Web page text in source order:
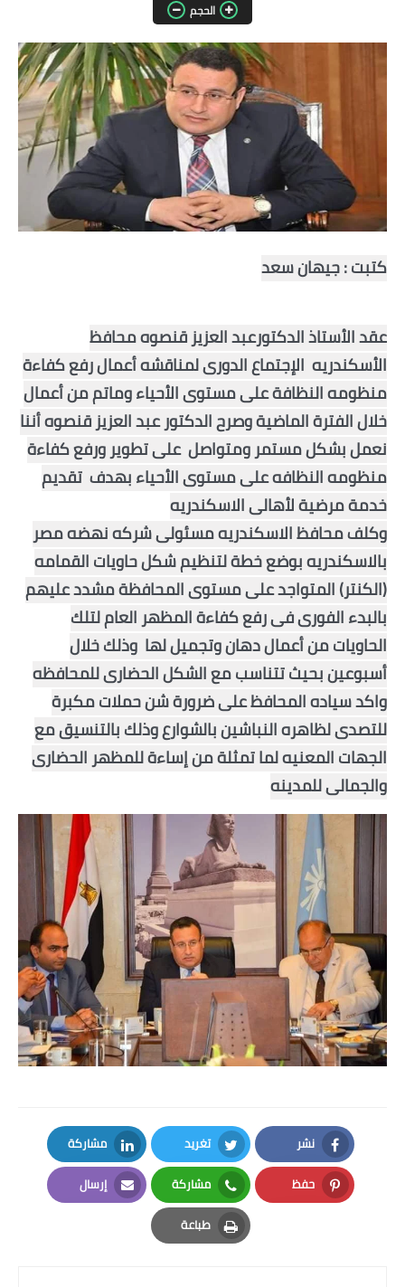
مقالات واراء
محافظات
القاهرة
القليوبية
الجيزة
الاسكندرية
أسيوط
شمال سيناء
أخبار الرياضة
أخبار الفن
صحة
البوابة التعليمية
المزيد
اقتصاد
المرأة والطفل
حكاية صورة
ثقافة
بداية tv
حوادث
الحجم
كتبت : جيهان سعد
والجمالى للمدينه
نشر
Facebook
تغريد
Twitter
مشاركة
LinkedIn
حفظ
Pinterest
مشاركة
Whatsapp
إرسال
Email
طباعة
Print